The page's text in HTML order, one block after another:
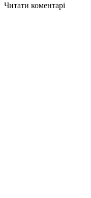
Читати коментарі